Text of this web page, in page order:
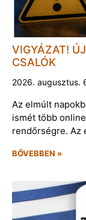
VIGYÁZAT!
CSALÓK
2026. augusztus.
Az elmúlt
ismét több
rendőrségre. Az
BŐVEBBEN »